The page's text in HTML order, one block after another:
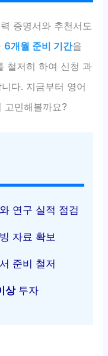
증명서와 추천서도
6개월 준비 기간을
철저히 하여 신청 과
다. 지금부터 영어
고민해볼까요?
연구 실적 점검
자료 확보
준비 철저
상투자